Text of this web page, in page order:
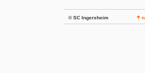
© SC Ingersheim